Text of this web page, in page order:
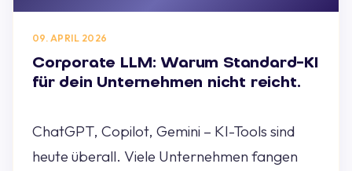
09. APRIL 2026
Corporate LLM: Warum Standard-KI
für dein Unternehmen nicht reicht.
ChatGPT, Copilot, Gemini – KI-Tools sind
heute überall. Viele Unternehmen fangen